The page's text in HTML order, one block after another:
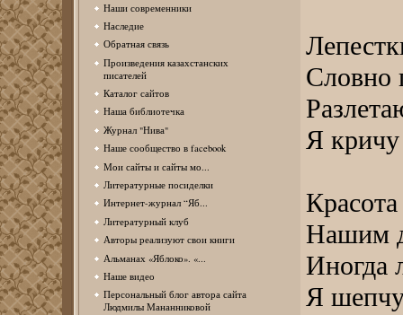
Наши современники
Наследие
Обратная связь
Произведения казахстанских
писателей
Каталог сайтов
Наша библиотечка
Журнал "Нива"
Наше сообщество в facebook
Мои сайты и сайты мо...
Литературные посиделки
Интернет-журнал “Яб...
Литературный клуб
Авторы реализуют свои книги
Альманах «Яблоко». «...
Наше видео
Персональный блог автора сайта
Людмилы Мананниковой
Словно
Я
Нашим
Иногда
Я